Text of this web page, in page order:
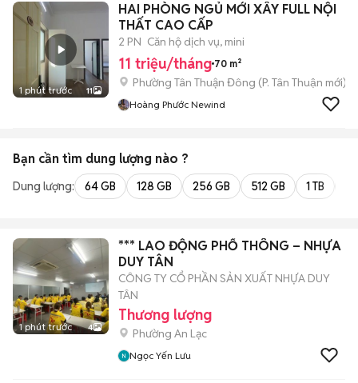
1 phút trước 11
HAI PHÒNG NGỦ MỚI XÂY FULL NỘI
THẤT CAO CẤP
2 PN Căn hộ dịch vụ, mini
11 triệu/tháng 70 m²
Phường Tân Thuận Đông (P. Tân Thuận mới)
Hoàng Phước Newind
Bạn cần tìm dung lượng nào ?
Dung lượng: 64 GB 128 GB 256 GB 512 GB 1 TB
1 phút trước 4
*** LAO ĐỘNG PHỔ THÔNG – NHỰA
DUY TÂN
CÔNG TY CỔ PHẦN SẢN XUẤT NHỰA DUY
TÂN
Thương lượng
Phường An Lạc
Ngọc Yến Lưu